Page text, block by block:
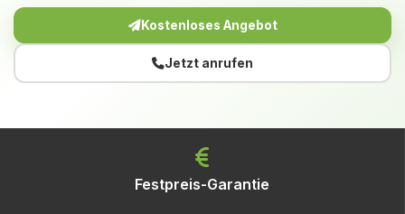
Kostenloses Angebot
Jetzt anrufen
Festpreis-Garantie